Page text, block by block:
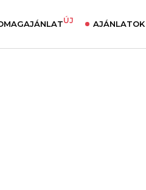
ÚJ AJÁNLATOK